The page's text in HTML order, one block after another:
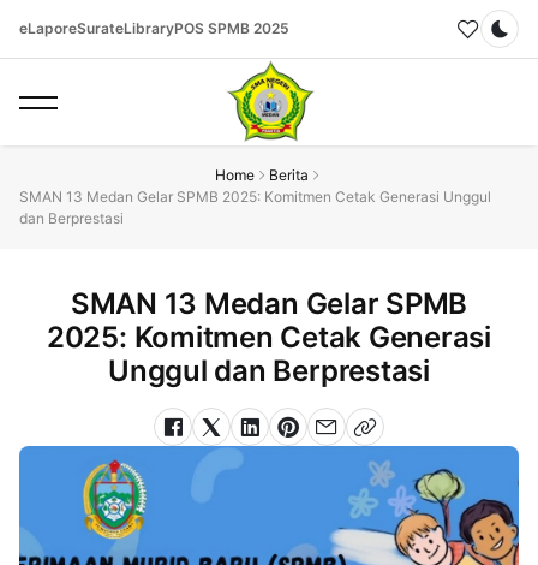
eLaporeSurateLibraryPOS SPMB 2025
Home
Berita
SMAN 13 Medan Gelar SPMB 2025: Komitmen Cetak Generasi Unggul
dan Berprestasi
SMAN 13 Medan Gelar SPMB
2025: Komitmen Cetak Generasi
Unggul dan Berprestasi